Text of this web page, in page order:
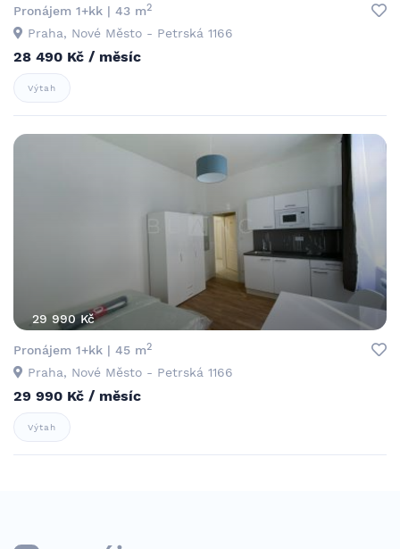
Pronájem 1+kk | 43 m2
Praha, Nové Město - Petrská 1166
28 490 Kč / měsíc
Výtah
29 990 Kč
Pronájem 1+kk | 45 m2
Praha, Nové Město - Petrská 1166
29 990 Kč / měsíc
Výtah